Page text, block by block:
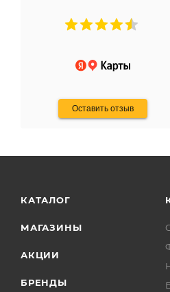
Оставить отзыв
Не понравились условия
и дают только на год)
КАТАЛОГ
МАГАЗИНЫ
АКЦИИ
БРЕНДЫ